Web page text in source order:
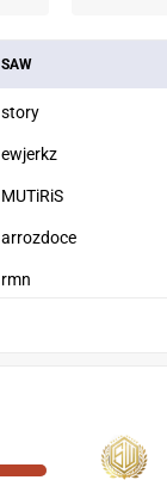
SAW
story
ewjerkz
MUTiRiS
arrozdoce
rmn